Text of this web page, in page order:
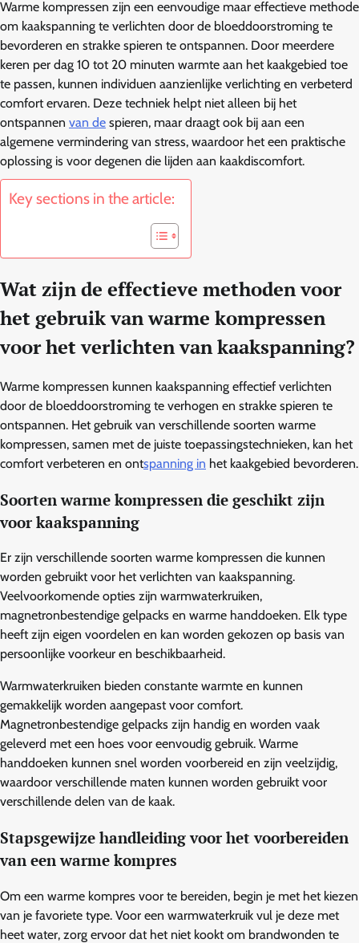
Warme kompressen zijn een eenvoudige maar effectieve methode
om kaakspanning te verlichten door de bloeddoorstroming te
bevorderen en strakke spieren te ontspannen. Door meerdere
keren per dag 10 tot 20 minuten warmte aan het kaakgebied toe
te passen, kunnen individuen aanzienlijke verlichting en verbeterd
comfort ervaren. Deze techniek helpt niet alleen bij het
ontspannen van de spieren, maar draagt ook bij aan een
algemene vermindering van stress, waardoor het een praktische
oplossing is voor degenen die lijden aan kaakdiscomfort.
Key sections in the article:
Wat zijn de effectieve methoden voor
het gebruik van warme kompressen
voor het verlichten van kaakspanning?
Warme kompressen kunnen kaakspanning effectief verlichten
door de bloeddoorstroming te verhogen en strakke spieren te
ontspannen. Het gebruik van verschillende soorten warme
kompressen, samen met de juiste toepassingstechnieken, kan het
comfort verbeteren en ontspanning in het kaakgebied bevorderen.
Soorten warme kompressen die geschikt zijn
voor kaakspanning
Er zijn verschillende soorten warme kompressen die kunnen
worden gebruikt voor het verlichten van kaakspanning.
Veelvoorkomende opties zijn warmwaterkruiken,
magnetronbestendige gelpacks en warme handdoeken. Elk type
heeft zijn eigen voordelen en kan worden gekozen op basis van
persoonlijke voorkeur en beschikbaarheid.
Warmwaterkruiken bieden constante warmte en kunnen
gemakkelijk worden aangepast voor comfort.
Magnetronbestendige gelpacks zijn handig en worden vaak
geleverd met een hoes voor eenvoudig gebruik. Warme
handdoeken kunnen snel worden voorbereid en zijn veelzijdig,
waardoor verschillende maten kunnen worden gebruikt voor
verschillende delen van de kaak.
Stapsgewijze handleiding voor het voorbereiden
van een warme kompres
Om een warme kompres voor te bereiden, begin je met het kiezen
van je favoriete type. Voor een warmwaterkruik vul je deze met
heet water, zorg ervoor dat het niet kookt om brandwonden te